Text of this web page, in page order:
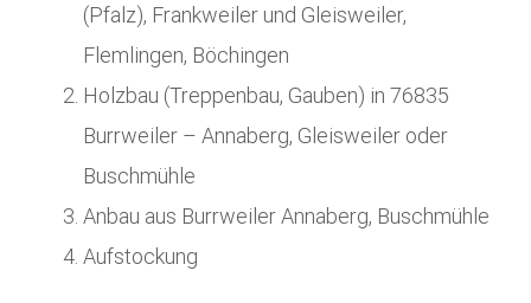
(Pfalz), Frankweiler und Gleisweiler,
Flemlingen, Böchingen
Holzbau (Treppenbau, Gauben) in 76835
Burrweiler – Annaberg, Gleisweiler oder
Buschmühle
Anbau aus Burrweiler Annaberg, Buschmühle
Aufstockung